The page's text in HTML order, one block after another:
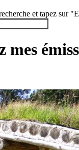
et tapez sur
mes